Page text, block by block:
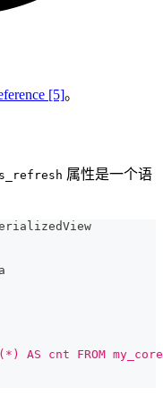
[5]。
属性是一个语
AS cnt FROM